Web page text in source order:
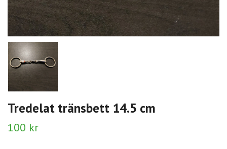
Tredelat tränsbett 14.5 cm
100 kr